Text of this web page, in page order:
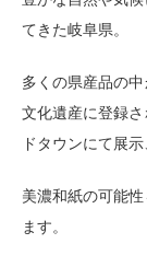
てきた岐阜県。
多くの県産品の
文化遺産に登録
ドタウンにて展
美濃和紙の可能
ます。